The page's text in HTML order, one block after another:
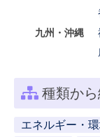
九州・沖縄
種類か
エネルギー・